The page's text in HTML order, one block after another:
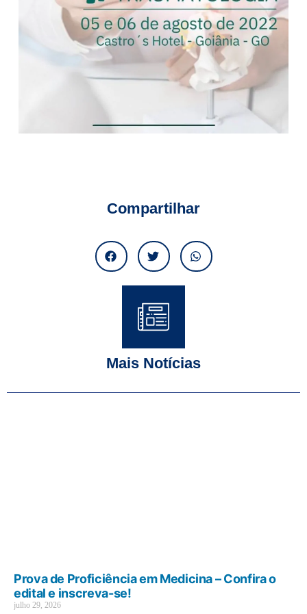
Compartilhar
Mais Notícias
Prova de Proficiência em Medicina – Confira o
edital e inscreva-se!
julho 29, 2026